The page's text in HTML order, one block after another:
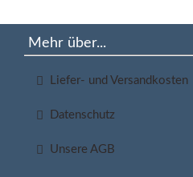
Mehr über...
Liefer- und Versandkosten
Datenschutz
Unsere AGB